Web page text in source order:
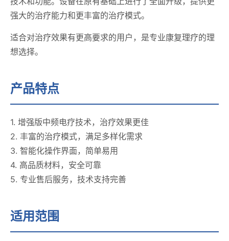
强大的治疗能力和更丰富的治疗模式。
适合对治疗效果有更高要求的用户，是专业康复理疗的理
想选择。
产品特点
1. 增强版中频电疗技术，治疗效果更佳
2. 丰富的治疗模式，满足多样化需求
3. 智能化操作界面，简单易用
4. 高品质材料，安全可靠
5. 专业售后服务，技术支持完善
适用范围